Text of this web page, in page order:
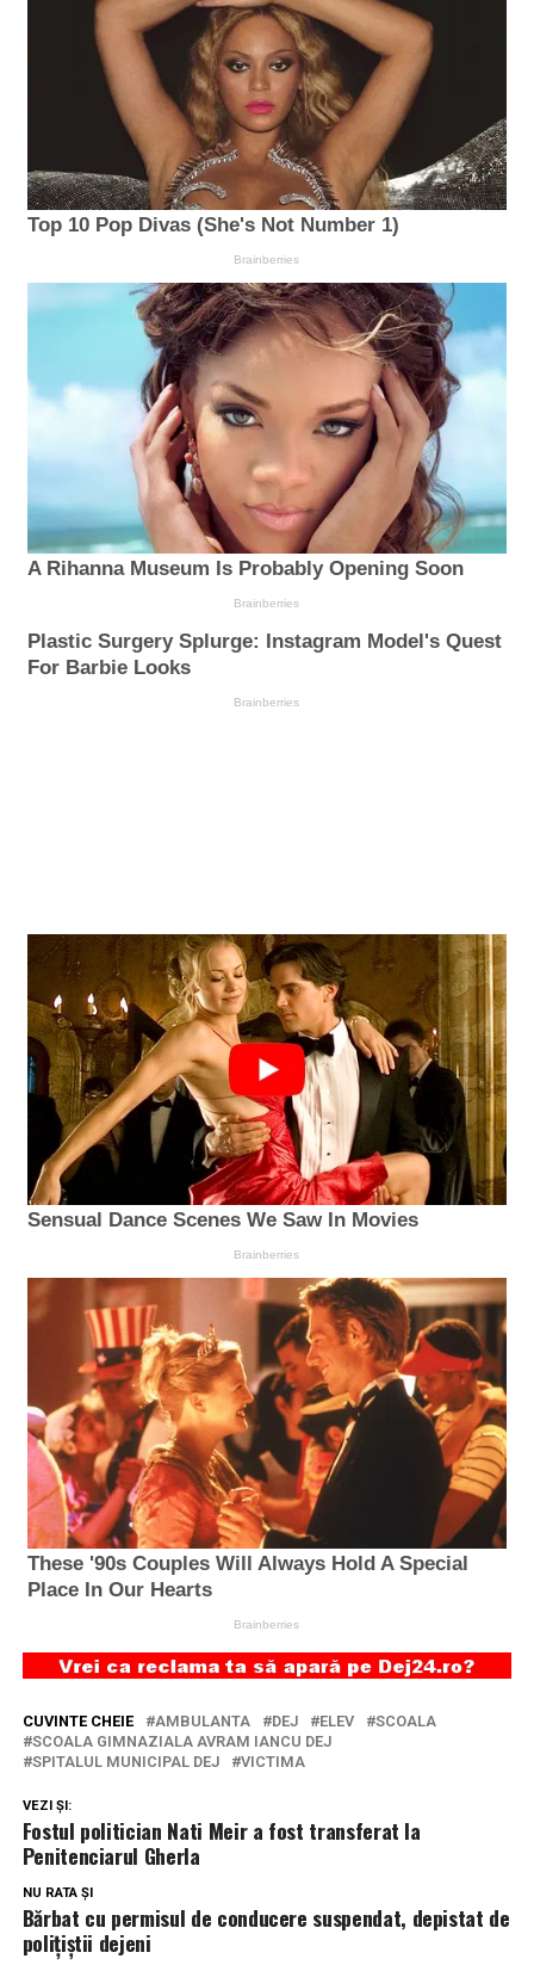
CUVINTE CHEIE AMBULANTA DEJ ELEV
SCOALA
SCOALA GIMNAZIALA AVRAM IANCU DEJ
SPITALUL MUNICIPAL DEJ
VICTIMA
VEZI ȘI:
Fostul politician Nati Meir a fost transferat la
Penitenciarul Gherla
NU RATA ȘI
Bărbat cu permisul de conducere suspendat, depistat de
polițiștii dejeni